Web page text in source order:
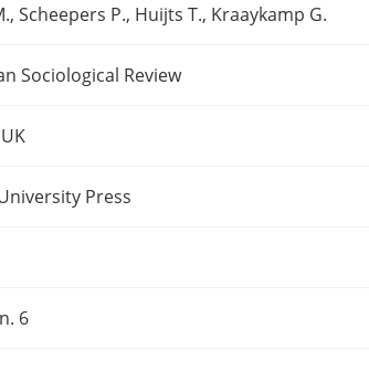
Scheepers P., Huijts T., Kraaykamp G.
Sociological Review
Press
6